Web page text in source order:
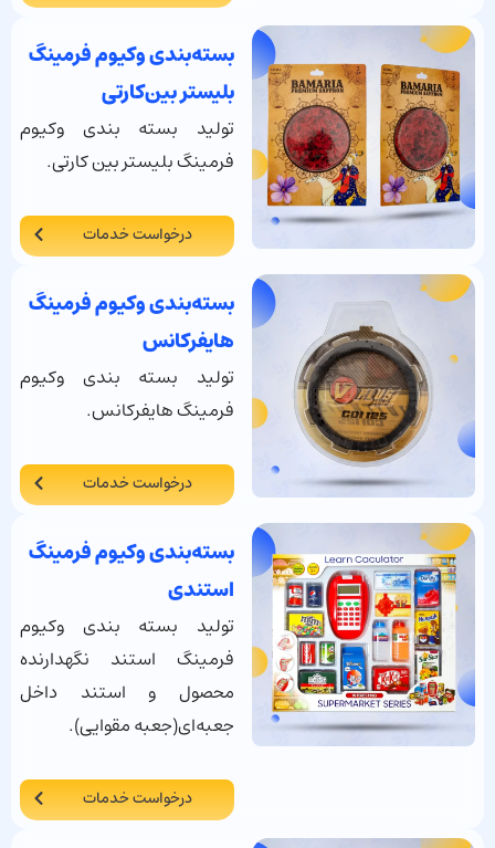
بسته‌بندی وکیوم فرمینگ
بلیستر بین‌کارتی
تولید بسته بندی وکیوم
فرمینگ بلیستر بین کارتی.
درخواست خدمات
بسته‌بندی وکیوم فرمینگ
هایفرکانس
تولید بسته بندی وکیوم
فرمینگ هایفرکانس.
درخواست خدمات
بسته‌بندی وکیوم فرمینگ
استندی
تولید بسته بندی وکیوم
فرمینگ استند نگهدارنده
محصول و استند داخل
جعبه‌ای(جعبه مقوایی).
درخواست خدمات